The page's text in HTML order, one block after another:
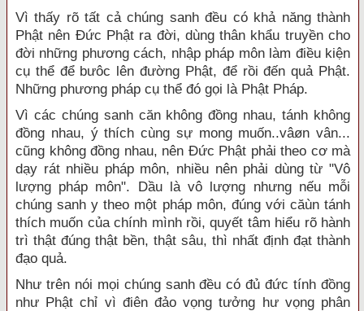
Vì thấy rõ tất cả chúng sanh đều có khả năng thành
Phật nên Đức Phật ra đời, dùng thân khẩu truyền cho
đời những phương cách, nhập pháp môn làm điều kiện
cụ thể để bưôc lên đường Phật, để rồi đến quả Phật.
Những phương pháp cụ thể đó gọi là Phật Pháp.
Vì các chúng sanh căn không đồng nhau, tánh không
đồng nhau, ý thích cùng sự mong muốn..vâøn vân...
cũng không đồng nhau, nên Đức Phật phải theo cơ mà
dạy rát nhiều pháp môn, nhiều nên phải dùng từ "Vô
lượng pháp môn". Dầu là vô lượng nhưng nếu mỗi
chúng sanh y theo một pháp môn, đúng với căùn tánh
thích muốn của chính mình rồi, quyết tâm hiểu rõ hành
trì thật đúng thật bền, thật sâu, thì nhất định đạt thành
đạo quả.
Như trên nói mọi chúng sanh đều có đủ đức tính đồng
như Phật chỉ vì điên đảo vọng tưởng hư vọng phân